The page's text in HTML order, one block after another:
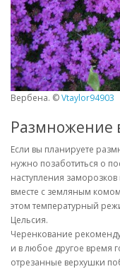
Вербена. ©Vtaylor94903
Размножение
Если вы планируете
нужно позаботиться о
наступления
вместе с земляным
этом температурный
Цельсия.
Черенкование
и в любое другое время
отрезанные верхушки